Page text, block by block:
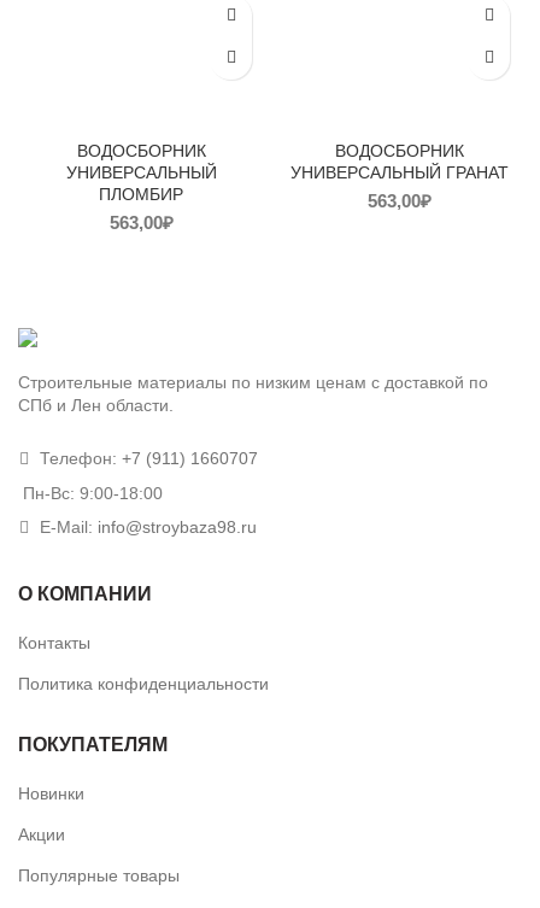
ВОДОСБОРНИК
УНИВЕРСАЛЬНЫЙ
ПЛОМБИР
563,00₽
ВОДОСБОРНИК
УНИВЕРСАЛЬНЫЙ ГРАНАТ
563,00₽
Строительные материалы по низким ценам с доставкой по
СПб и Лен области.
Телефон: +7 (911) 1660707
Пн-Вс: 9:00-18:00
E-Mail: info@stroybaza98.ru
О КОМПАНИИ
Контакты
Политика конфиденциальности
ПОКУПАТЕЛЯМ
Новинки
Акции
Популярные товары